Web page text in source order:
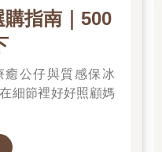
指南｜500
癒公仔與質感保冰
細節裡好好照顧媽